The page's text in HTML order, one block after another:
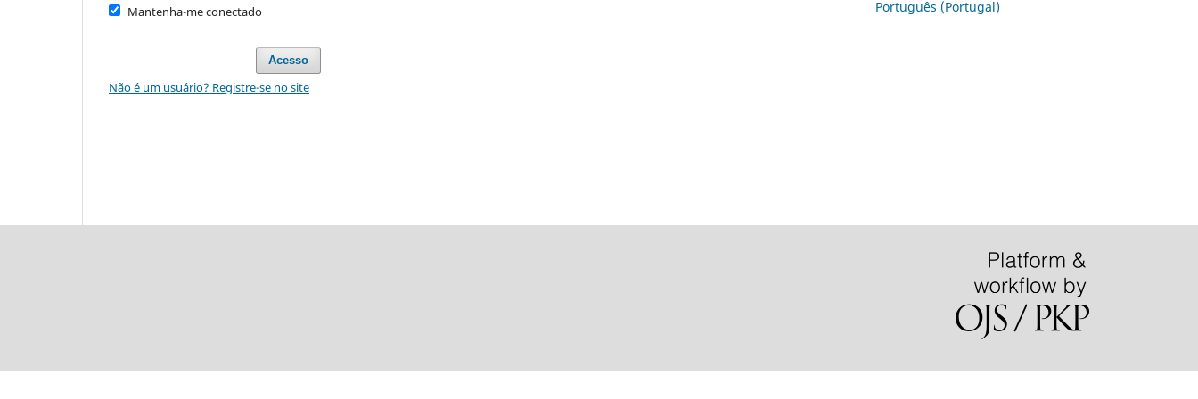
Mantenha-me conectado
Acesso
Não é um usuário? Registre-se no site
Português (Portugal)